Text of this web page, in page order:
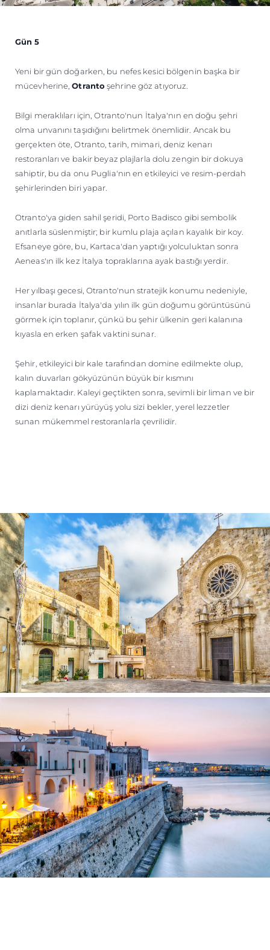
Gün 5
Yeni bir gün doğarken, bu nefes kesici bölgenin başka bir
mücevherine,Otranto şehrine göz atıyoruz.
Bilgi meraklıları için, Otranto'nun İtalya'nın en doğu şehri
olma unvanını taşıdığını belirtmek önemlidir. Ancak bu
gerçekten öte, Otranto, tarih, mimari, deniz kenarı
restoranları ve bakir beyaz plajlarla dolu zengin bir dokuya
sahiptir, bu da onu Puglia'nın en etkileyici ve resim-perdah
şehirlerinden biri yapar.
Otranto'ya giden sahil şeridi, Porto Badisco gibi sembolik
anıtlarla süslenmiştir; bir kumlu plaja açılan kayalık bir koy.
Efsaneye göre, bu, Kartaca'dan yaptığı yolculuktan sonra
Aeneas'ın ilk kez İtalya topraklarına ayak bastığı yerdir.
Her yılbaşı gecesi, Otranto'nun stratejik konumu nedeniyle,
insanlar burada İtalya'da yılın ilk gün doğumu görüntüsünü
görmek için toplanır, çünkü bu şehir ülkenin geri kalanına
kıyasla en erken şafak vaktini sunar.
Şehir, etkileyici bir kale tarafından domine edilmekte olup,
kalın duvarları gökyüzünün büyük bir kısmını
kaplamaktadır. Kaleyi geçtikten sonra, sevimli bir liman ve bir
dizi deniz kenarı yürüyüş yolu sizi bekler, yerel lezzetler
sunan mükemmel restoranlarla çevrilidir.